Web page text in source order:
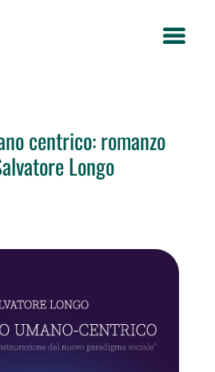
centrico: romanzo
Longo